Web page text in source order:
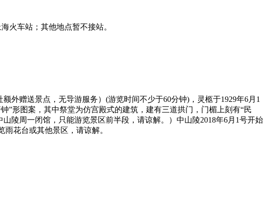
火车站；其他地点暂不接站。
额外赠送景点，无导游服务）(游览时间不少于60分钟)，灵柩于1929年6月1
”形图案，其中祭堂为仿宫殿式的建筑，建有三道拱门，门楣上刻有“民
陵周一闭馆，只能游览景区前半段，请谅解。）中山陵2018年6月1号开始
花台或其他景区，请谅解。